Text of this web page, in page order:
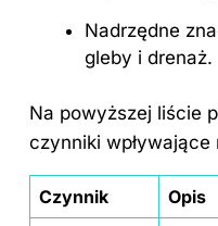
Nadrzędne
gleby i drenaż.
Na powyższej liście
czynniki
Czynnik
Opis